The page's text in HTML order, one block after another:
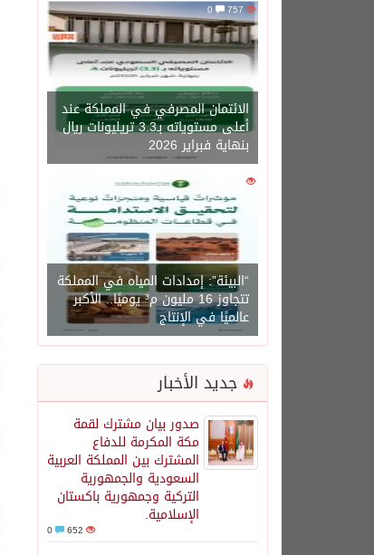
757
0
الائتمان المصرفي في المملكة عند
أعلى مستوياته بـ3.3 تريليونات ريال
بنهاية فبراير 2026
1450
“البيئة”: إمدادات المياه في المملكة
تتجاوز 16 مليون م³ يوميًا.. الأكبر
عالميًا في الإنتاج
جديد الأخبار
صدور بيان مشترك لقمة
مكة المكرمة للدفاع
المشترك بين المملكة العربية
السعودية والجمهورية
التركية وجمهورية باكستان
الإسلامية.
652